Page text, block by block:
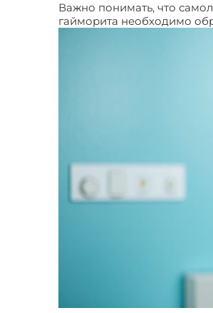
Важно понимать, что
гайморита необходимо